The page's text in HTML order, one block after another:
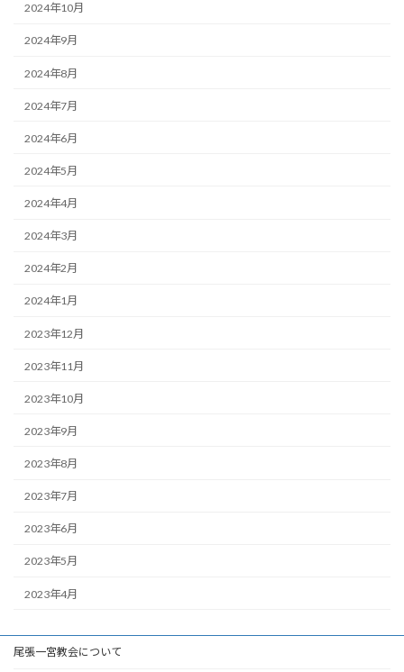
2024年10月
2024年9月
2024年8月
2024年7月
2024年6月
2024年5月
2024年4月
2024年3月
2024年2月
2024年1月
2023年12月
2023年11月
2023年10月
2023年9月
2023年8月
2023年7月
2023年6月
2023年5月
2023年4月
尾張一宮教会について